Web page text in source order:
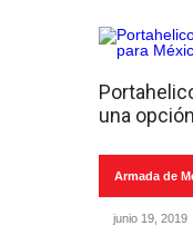
una
Armada de
junio 19, 2019